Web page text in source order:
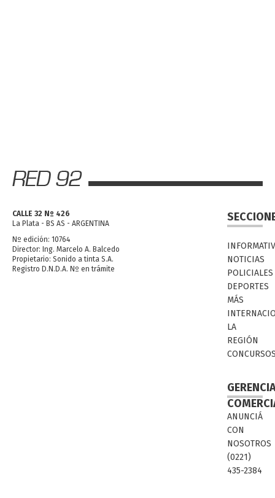
CALLE 32 Nº 426
La Plata - BS AS - ARGENTINA
Nº edición: 10764
Director: Ing. Marcelo A. Balcedo
Propietario: Sonido a tinta S.A.
Registro D.N.D.A. Nº en trámite
NOTICIAS
POLICIALES
DEPORTES
MÁS
LA
REGIÓN
ANUNCIÁ
CON
NOSOTROS
(0221)
435-2384